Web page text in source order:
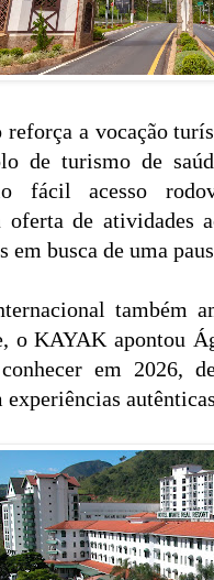
a vocação
de turismo de
fácil acesso
oferta de atividades
em busca de uma
também
o KAYAK apontou
em 2026,
experiências